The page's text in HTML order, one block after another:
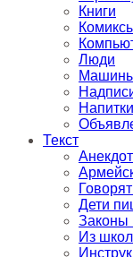
Книги
Люди
Напитки
Текст
Дети
Из